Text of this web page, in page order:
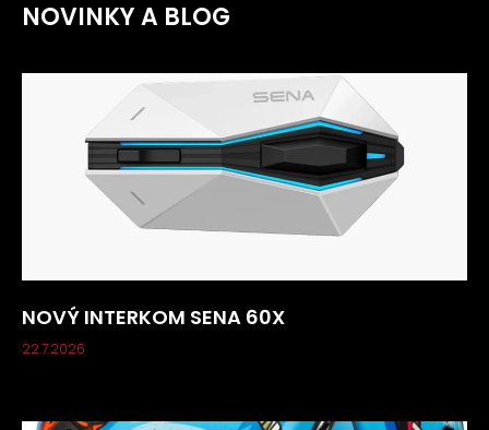
NOVINKY A BLOG
NOVÝ INTERKOM SENA 60X
22.7.2026